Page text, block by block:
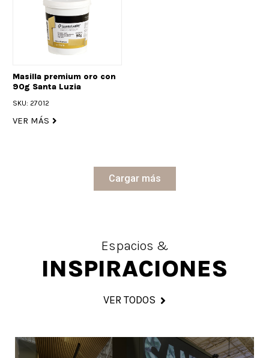
Masilla premium oro con
90g Santa Luzia
SKU: 27012
VER MÁS
Cargar más
Espacios &
INSPIRACIONES
VER TODOS